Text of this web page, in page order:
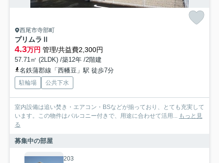
西尾市寺部町
プリムラⅡ
4.3万円 管理/共益費2,300円
57.71㎡ (2LDK) /築12年 /2階建
名鉄蒲郡線「西幡豆」駅 徒歩7分
駐輪場 公共下水
室内設備は追い焚き・エアコン・BSなどが揃っており、とても充実して
います。この物件はバルコニー付きで、用途に合わせて活用... もっと見
る
募集中の部屋
203